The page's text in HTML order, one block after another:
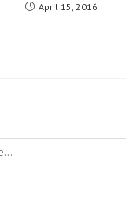
April 15, 2016